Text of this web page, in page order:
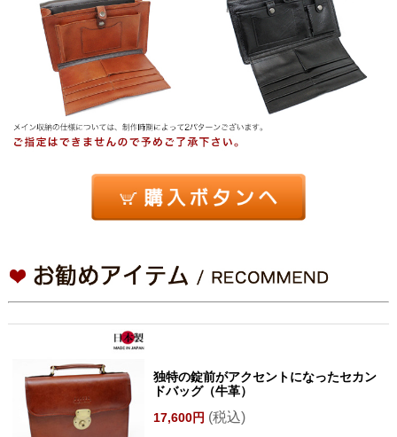
独特の錠前がアクセントになったセカン
ドバッグ（牛革）
17,600円 (税込)